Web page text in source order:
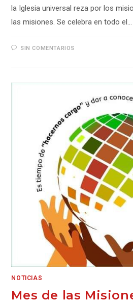
la Iglesia universal reza por los
las misiones. Se celebra en todo el…
SIN COMENTARIOS
NOTICIAS
Mes de las